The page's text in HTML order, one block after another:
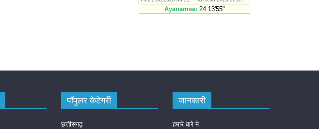
पॉपुलर केटेगरी
छत्तीसगढ़
जानकारी
हमारे बारे मे